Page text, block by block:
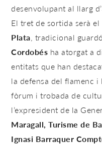
desenvolupant al llarg
El tret de sortida serà
Plata, tradicional
Cordobés ha atorgat a
entitats que han
la defensa del flamenc
fòrum i trobada de
l’expresident de la
Maragall, Turisme de
Ignasi Barraquer